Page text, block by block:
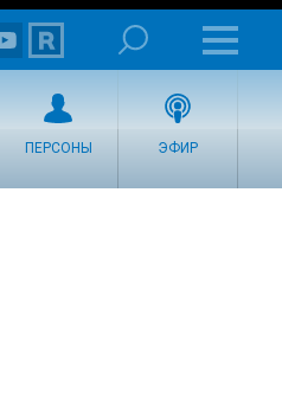
ПЕРСОНЫ ЭФИР